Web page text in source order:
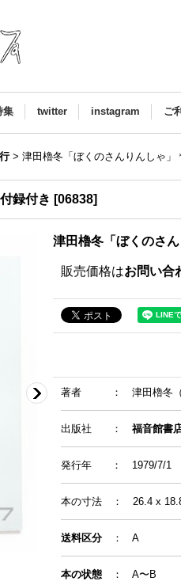
集 twitter instagram ご
> 津田櫓冬「ぼくのさんりんしゃ」
録付き [06838]
津田櫓冬「ぼくのさ
販売価格はお問い合
著者 ： 津田櫓冬（
出版社 ： 福音館書
発行年 ： 1979/7/1
本の寸法 ： 26.4 x
送料区分： A
本の状態 ： A〜B